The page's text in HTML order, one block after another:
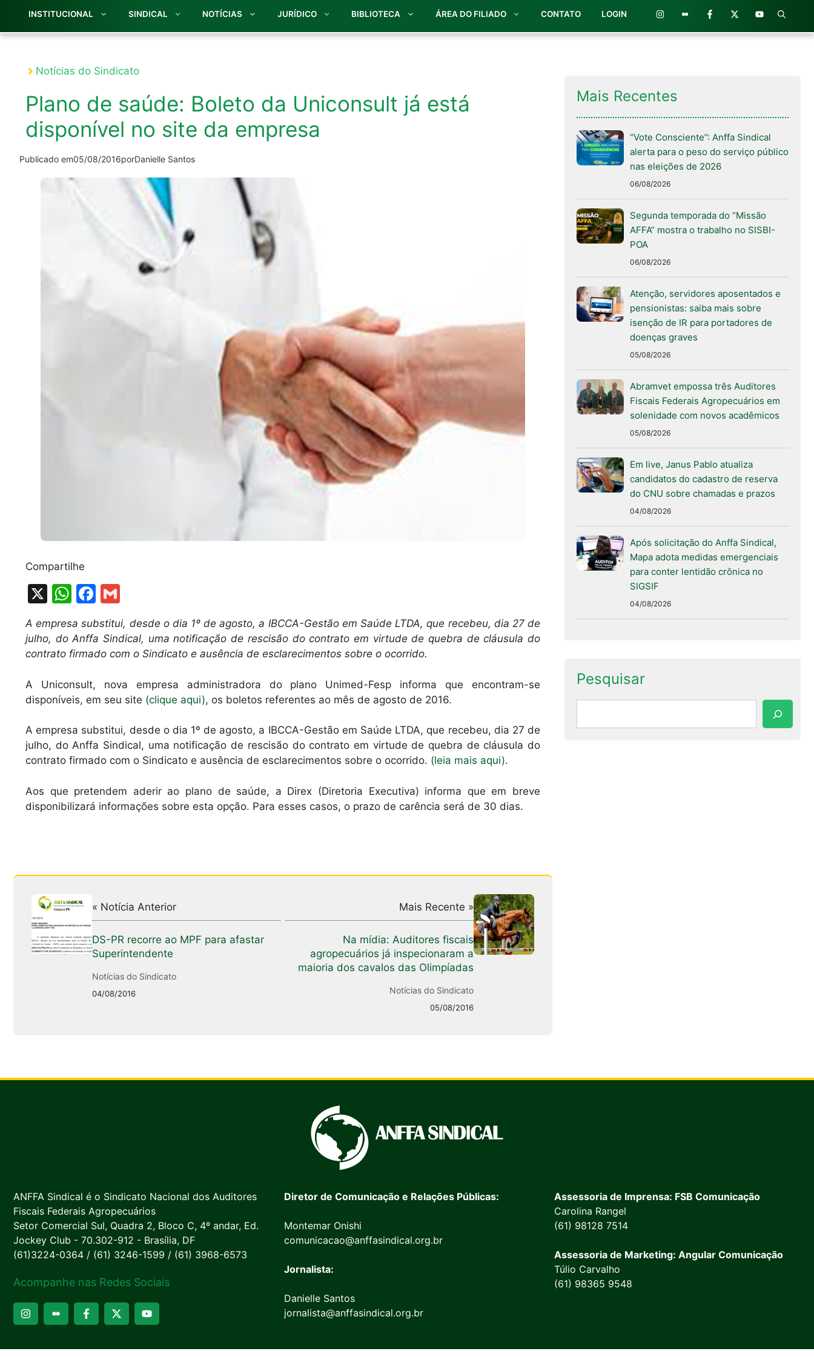
INSTITUCIONAL SINDICAL NOTÍCIAS JURÍDICO BIBLIOTECA ÁREA DO FILIADO CONTATO LOGIN
Notícias do Sindicato
Plano de saúde: Boleto da Uniconsult já está
disponível no site da empresa
Publicado em05/08/2016porDanielle Santos
Compartilhe
X
W
at
s
p
p
F
c
e
o
o
k
m
ai
l
A empresa substitui, desde o dia 1º de agosto, a IBCCA-Gestão em Saúde LTDA, que recebeu, dia 27 de
julho, do Anffa Sindical, uma notificação de rescisão do contrato em virtude de quebra de cláusula do
contrato firmado com o Sindicato e ausência de esclarecimentos sobre o ocorrido.
A Uniconsult, nova empresa administradora do plano Unimed-Fesp informa que encontram-se
disponíveis, em seu site (clique aqui), os boletos referentes ao mês de agosto de 2016.
A empresa substitui, desde o dia 1º de agosto, a IBCCA-Gestão em Saúde LTDA, que recebeu, dia 27 de
julho, do Anffa Sindical, uma notificação de rescisão do contrato em virtude de quebra de cláusula do
contrato firmado com o Sindicato e ausência de esclarecimentos sobre o ocorrido. (leia mais aqui).
Aos que pretendem aderir ao plano de saúde, a Direx (Diretoria Executiva) informa que em breve
disponibilizará informações sobre esta opção. Para esses casos, o prazo de carência será de 30 dias.
« Notícia Anterior
DS-PR recorre ao MPF para afastar
Superintendente
Notícias do Sindicato
04/08/2016
Mais Recente »
Na mídia: Auditores fiscais
agropecuários já inspecionaram a
maioria dos cavalos das Olimpíadas
Notícias do Sindicato
05/08/2016
Mais Recentes
“Vote Consciente”: Anffa Sindical
alerta para o peso do serviço público
nas eleições de 2026
06/08/2026
Segunda temporada do “Missão
AFFA” mostra o trabalho no SISBI-
POA
06/08/2026
Atenção, servidores aposentados e
pensionistas: saiba mais sobre
isenção de IR para portadores de
doenças graves
05/08/2026
Abramvet empossa três Auditores
Fiscais Federais Agropecuários em
solenidade com novos acadêmicos
05/08/2026
Em live, Janus Pablo atualiza
candidatos do cadastro de reserva
do CNU sobre chamadas e prazos
04/08/2026
Após solicitação do Anffa Sindical,
Mapa adota medidas emergenciais
para conter lentidão crônica no
SIGSIF
04/08/2026
Pesquisar
ANFFA Sindical é o Sindicato Nacional dos Auditores
Fiscais Federais Agropecuários
Setor Comercial Sul, Quadra 2, Bloco C, 4º andar, Ed.
Jockey Club - 70.302-912 - Brasília, DF
(61)3224-0364 / (61) 3246-1599 / (61) 3968-6573
Acompanhe nas Redes Sociais
Diretor de Comunicação e Relações Públicas:
Montemar Onishi
comunicacao@anffasindical.org.br
Jornalista:
Danielle Santos
jornalista@anffasindical.org.br
Assessoria de Imprensa: FSB Comunicação
Carolina Rangel
(61) 98128 7514
Assessoria de Marketing: Angular Comunicação
Túlio Carvalho
(61) 98365 9548